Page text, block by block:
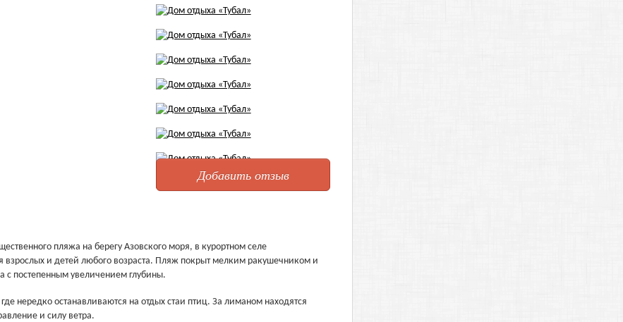
Добавить отзыв
пляжа на берегу Азовского моря, в курортном селе
и детей любого возраста. Пляж покрыт мелким ракушечником и
с постепенным увеличением глубины.
нередко останавливаются на отдых стаи птиц. За лиманом находятся
и силу ветра.